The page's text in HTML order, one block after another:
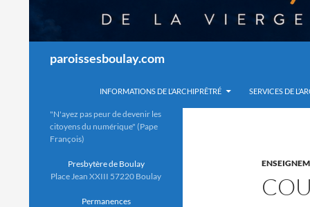
paroissesboulay.com
INFORMATIONS DE L’ARCHIPRÊTRÉ SERVICES DE
"N'ayez pas peur de devenir les
citoyens du numérique" (Pape
François)
Presbytère de Boulay
Place Jean XXIII 57220 Boulay
Permanences